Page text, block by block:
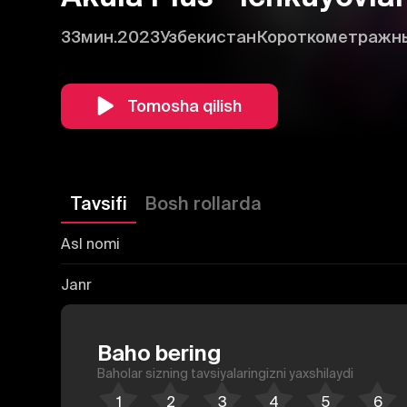
33мин.2023Узбекистан
Tomosha qilish
Tavsifi Bosh rollarda
Asl nomi
Janr
Baho bering
Baholar sizning tavsiyalaringizni yaxshilaydi